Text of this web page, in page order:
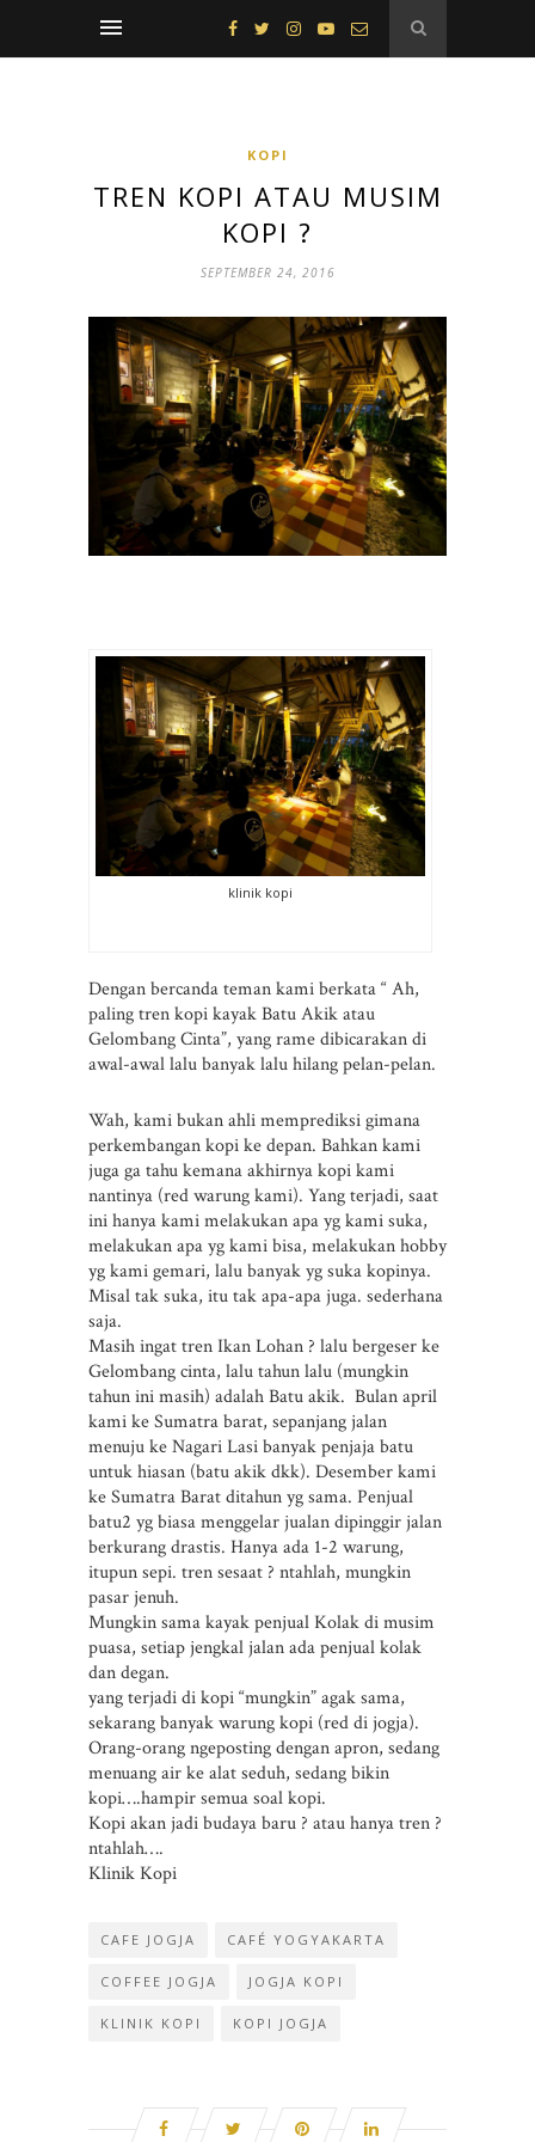
KOPI
TREN KOPI ATAU MUSIM
KOPI ?
SEPTEMBER 24, 2016
klinik kopi
Dengan bercanda teman kami berkata “ Ah,
paling tren kopi kayak Batu Akik atau
Gelombang Cinta”, yang rame dibicarakan di
awal-awal lalu banyak lalu hilang pelan-pelan.
Wah, kami bukan ahli memprediksi gimana
perkembangan kopi ke depan. Bahkan kami
juga ga tahu kemana akhirnya kopi kami
nantinya (red warung kami). Yang terjadi, saat
ini hanya kami melakukan apa yg kami suka,
melakukan apa yg kami bisa, melakukan hobby
yg kami gemari, lalu banyak yg suka kopinya.
Misal tak suka, itu tak apa-apa juga. sederhana
saja.
Masih ingat tren Ikan Lohan ? lalu bergeser ke
Gelombang cinta, lalu tahun lalu (mungkin
tahun ini masih) adalah Batu akik. Bulan april
kami ke Sumatra barat, sepanjang jalan
menuju ke Nagari Lasi banyak penjaja batu
untuk hiasan (batu akik dkk). Desember kami
ke Sumatra Barat ditahun yg sama. Penjual
batu2 yg biasa menggelar jualan dipinggir jalan
berkurang drastis. Hanya ada 1-2 warung,
itupun sepi. tren sesaat ? ntahlah, mungkin
pasar jenuh.
Mungkin sama kayak penjual Kolak di musim
puasa, setiap jengkal jalan ada penjual kolak
dan degan.
yang terjadi di kopi “mungkin” agak sama,
sekarang banyak warung kopi (red di jogja).
Orang-orang ngeposting dengan apron, sedang
menuang air ke alat seduh, sedang bikin
kopi….hampir semua soal kopi.
Kopi akan jadi budaya baru ? atau hanya tren ?
ntahlah….
Klinik Kopi
CAFE JOGJA CAFÉ YOGYAKARTA
COFFEE JOGJA JOGJA KOPI
KLINIK KOPI KOPI JOGJA